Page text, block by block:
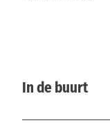
In de buurt